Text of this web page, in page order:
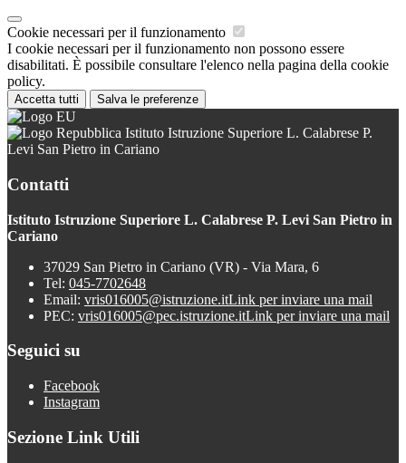
Cookie necessari per il funzionamento
I cookie necessari per il funzionamento non possono essere
disabilitati. È possibile consultare l'elenco nella pagina della cookie
policy.
Accetta tutti Salva le preferenze
Istituto Istruzione Superiore L. Calabrese P.
Levi San Pietro in Cariano
Contatti
Istituto Istruzione Superiore L. Calabrese P. Levi San Pietro in
Cariano
37029 San Pietro in Cariano (VR) - Via Mara, 6
Tel: 045-7702648
Email: vris016005@istruzione.itLink per inviare una mail
PEC: vris016005@pec.istruzione.itLink per inviare una mail
Seguici su
Facebook
Instagram
Sezione Link Utili